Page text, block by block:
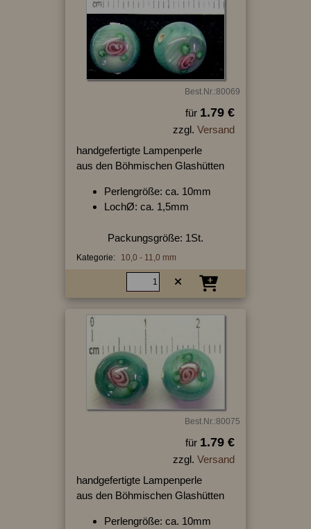
Best.Nr.:80069
für 1.79 €
zzgl. Versand
handgefertigte Lampenperle
aus den Böhmischen Glashütten
Perlengröße: ca. 10mm
LochØ: ca. 1,5mm
Packungsgröße: 1St.
Kategorie: 10,0 - 11,0 mm
Best.Nr.:80075
für 1.79 €
zzgl. Versand
handgefertigte Lampenperle
aus den Böhmischen Glashütten
Perlengröße: ca. 10mm